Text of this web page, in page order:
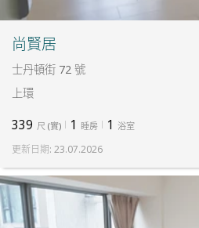
尚賢居
士丹頓街 72 號
上環
339 尺 (實) 1 睡房 1 浴室
更新日期: 23.07.2026